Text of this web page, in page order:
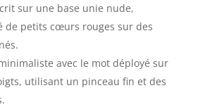
sur une base unie nude,
de petits cœurs rouges sur des
avec le mot déployé sur
utilisant un pinceau fin et des